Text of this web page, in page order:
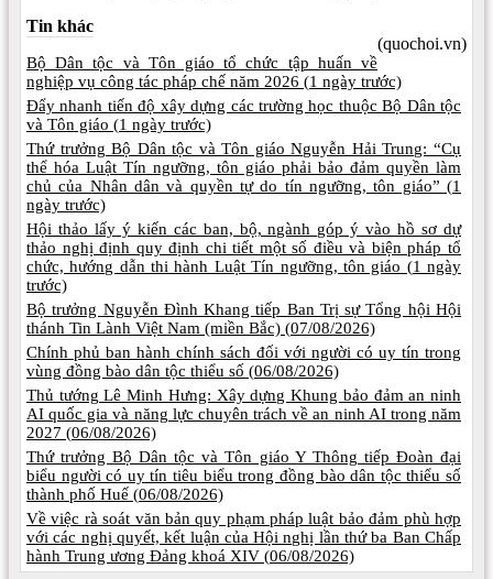
(quochoi.vn)
Tin khác
Bộ Dân tộc và Tôn giáo tổ chức tập huấn về
nghiệp vụ công tác pháp chế năm 2026 (1 ngày trước)
Đẩy nhanh tiến độ xây dựng các trường học thuộc Bộ Dân tộc
và Tôn giáo (1 ngày trước)
Thứ trưởng Bộ Dân tộc và Tôn giáo Nguyễn Hải Trung: “Cụ
thể hóa Luật Tín ngưỡng, tôn giáo phải bảo đảm quyền làm
chủ của Nhân dân và quyền tự do tín ngưỡng, tôn giáo” (1
ngày trước)
Hội thảo lấy ý kiến các ban, bộ, ngành góp ý vào hồ sơ dự
thảo nghị định quy định chi tiết một số điều và biện pháp tổ
chức, hướng dẫn thi hành Luật Tín ngưỡng, tôn giáo (1 ngày
trước)
Bộ trưởng Nguyễn Đình Khang tiếp Ban Trị sự Tổng hội Hội
thánh Tin Lành Việt Nam (miền Bắc) (07/08/2026)
Chính phủ ban hành chính sách đối với người có uy tín trong
vùng đồng bào dân tộc thiểu số (06/08/2026)
Thủ tướng Lê Minh Hưng: Xây dựng Khung bảo đảm an ninh
AI quốc gia và năng lực chuyên trách về an ninh AI trong năm
2027 (06/08/2026)
Thứ trưởng Bộ Dân tộc và Tôn giáo Y Thông tiếp Đoàn đại
biểu người có uy tín tiêu biểu trong đồng bào dân tộc thiểu số
thành phố Huế (06/08/2026)
Về việc rà soát văn bản quy phạm pháp luật bảo đảm phù hợp
với các nghị quyết, kết luận của Hội nghị lần thứ ba Ban Chấp
hành Trung ương Đảng khoá XIV (06/08/2026)